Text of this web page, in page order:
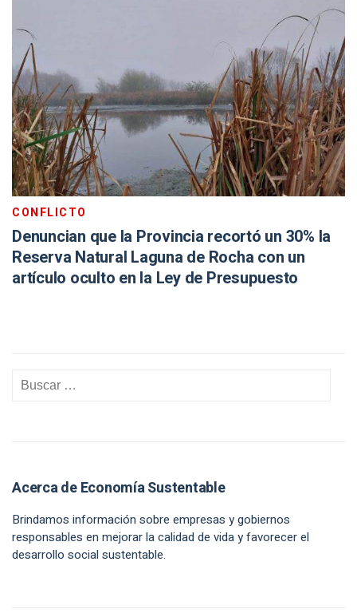
CONFLICTO
Denuncian que la Provincia recortó un 30% la
Reserva Natural Laguna de Rocha con un
artículo oculto en la Ley de Presupuesto
Acerca de Economía Sustentable
Brindamos información sobre empresas y gobiernos
responsables en mejorar la calidad de vida y favorecer el
desarrollo social sustentable.